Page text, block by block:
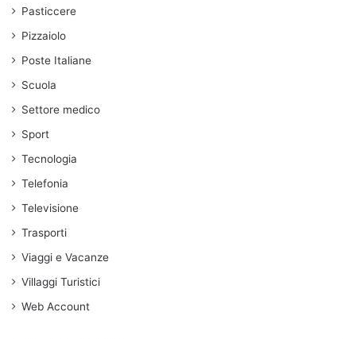
Pasticcere
Pizzaiolo
Poste Italiane
Scuola
Settore medico
Sport
Tecnologia
Telefonia
Televisione
Trasporti
Viaggi e Vacanze
Villaggi Turistici
Web Account